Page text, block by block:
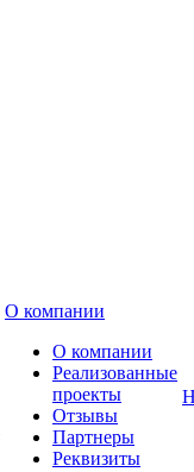
О компании
О компании
Реализованные
проекты
Отзывы
Партнеры
Реквизиты